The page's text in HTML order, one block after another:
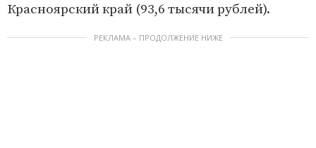
Красноярский край (93,6 тысячи рублей).
РЕКЛАМА – ПРОДОЛЖЕНИЕ НИЖЕ